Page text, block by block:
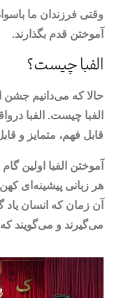
وقتی فرزندان ما
آموختن قدم بگذارند.
الفبا چیست؟
حالا که می‌دانیم
الفبا چیست. الفبا
قابل فهم، متمایز و
آموختن الفبا اولین
هر زبانی پیشینه‌ای
آن زمان که انسان یاد
می‌گیرند و می‌گویند